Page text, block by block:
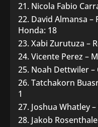
Nicola Fabio
David Almansa –
Honda: 18
Xabi Zurutuza –
Vicente Perez –
Noah Dettwiler –
Tatchakorn
1
Joshua Whatley
Jakob